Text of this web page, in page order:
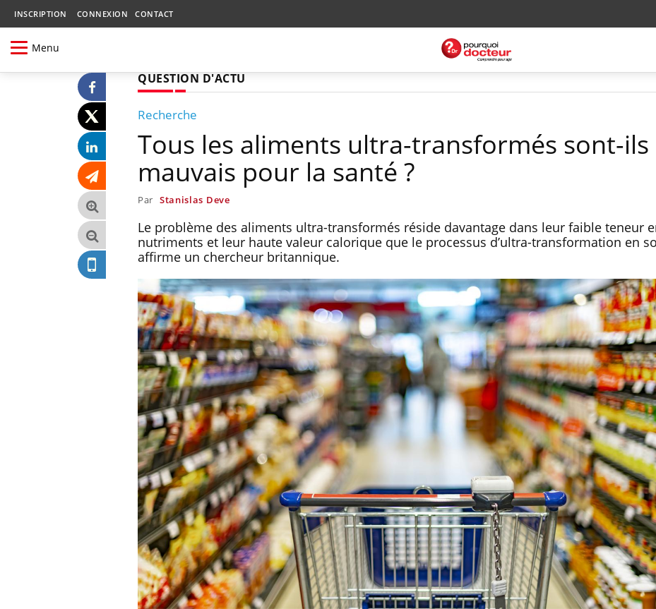
INSCRIPTION CONNEXION CONTACT
Menu
QUESTION D'ACTU
Recherche
Tous les aliments ultra-transformés sont-ils
mauvais pour la santé ?
Par Stanislas Deve
Le problème des aliments ultra-transformés réside davantage dans leur faible teneur
nutriments et leur haute valeur calorique que le processus d’ultra-transformation en
affirme un chercheur britannique.